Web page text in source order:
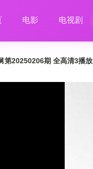
电影 电视剧
第20250206期 全高清3播放